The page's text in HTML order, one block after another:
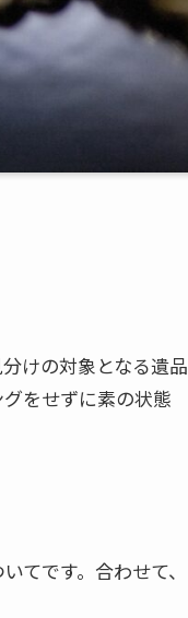
けの対象となる遺品
をせずに素の状態
てです。合わせて、